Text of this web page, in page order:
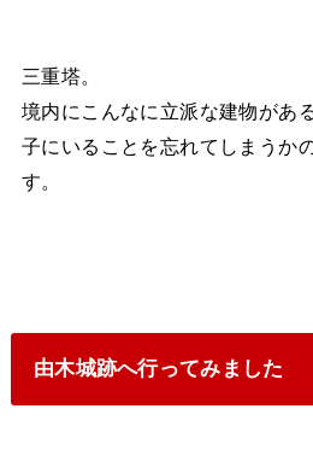
三重塔。
境内にこんなに立派な建物があ
子にいることを忘れてしまうか
す。
由木城跡へ行ってみました